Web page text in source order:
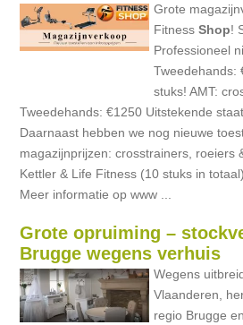
Grote
FitnessShop!
Professioneel
Tweedehands:
stuks! AMT:
Tweedehands: €1250 Uitstekende
Daarnaast hebben we nog nieuwe
magazijnprijzen: crosstrainers, roeiers
Kettler & Life Fitness (10 stuks in
Meer informatie op www ...
Grote opruiming –
Brugge wegens verhuis
Wegens
Vlaanderen,
regio Brugge